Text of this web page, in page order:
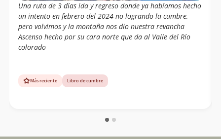
Una ruta de 3 días ida y regreso donde ya habíamos hecho
un intento en febrero del 2024 no logrando la cumbre,
pero volvimos y la montaña nos dio nuestra revancha
Ascenso hecho por su cara norte que da al Valle del Río
colorado
Más reciente Libro de cumbre